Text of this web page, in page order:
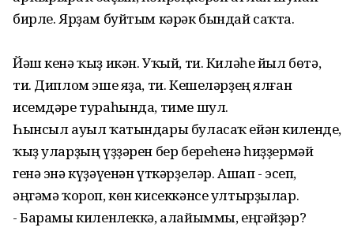
бирле. Ярҙам буйтым кәрәк бындай саҡта.
Йәш кенә ҡыҙ икән. Уҡый, ти. Киләһе йыл бөтә,
ти. Диплом эше яҙа, ти. Кешеләрҙең ялған
исемдәре тураһында, тиме шул.
Һынсыл ауыл ҡатындары буласаҡ ейән киленде,
ҡыҙ уларҙың үҙҙәрен бер береһенә һиҙҙермәй
генә энә күҙәүенән үткәрҙеләр. Ашап - эсеп,
әңгәмә ҡороп, көн кисеккәнсе ултырҙылар.
- Барамы киленлеккә, алайыммы, еңгәйҙәр?